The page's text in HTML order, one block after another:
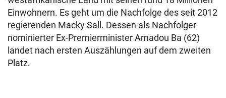
Einwohnern. Es geht um die Nachfolge des seit 2012
regierenden Macky Sall. Dessen als Nachfolger
nominierter Ex-Premierminister Amadou Ba (62)
landet nach ersten Auszählungen auf dem zweiten
Platz.